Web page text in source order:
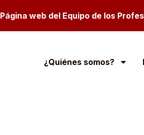
Página web del Equipo de los
¿Quiénes somos?